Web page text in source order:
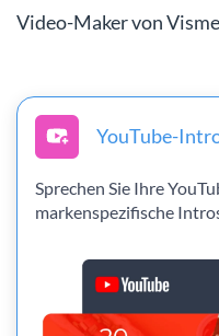
Video-Maker von
YouTube-
Sprechen Sie Ihre
markenspezifische